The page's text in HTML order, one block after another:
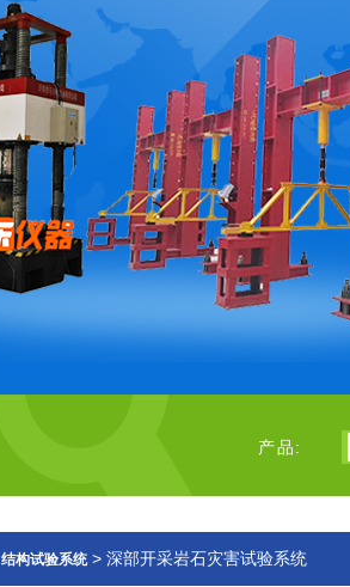
产品:
结构试验系统> 深部开采岩石灾害试验系统